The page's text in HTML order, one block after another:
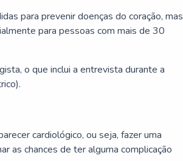
para prevenir doenças do coração, mas
para pessoas com mais de 30
o que inclui a entrevista durante a
cardiológico, ou seja, fazer uma
as chances de ter alguma complicação